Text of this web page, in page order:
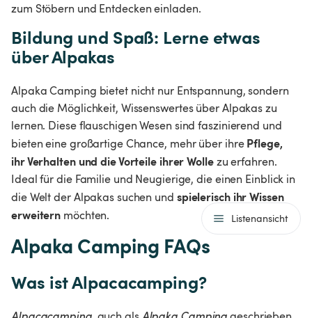
Listenansicht
zum Stöbern und Entdecken einladen.
Bildung und Spaß: Lerne etwas
über Alpakas
Alpaka Camping bietet nicht nur Entspannung, sondern
auch die Möglichkeit, Wissenswertes über Alpakas zu
lernen. Diese flauschigen Wesen sind faszinierend und
bieten eine großartige Chance, mehr über ihre Pflege,
ihr Verhalten und die Vorteile ihrer Wolle zu erfahren.
Ideal für die Familie und Neugierige, die einen Einblick in
die Welt der Alpakas suchen und spielerisch ihr Wissen
erweitern möchten.
Alpaka Camping FAQs
Was ist Alpacacamping?